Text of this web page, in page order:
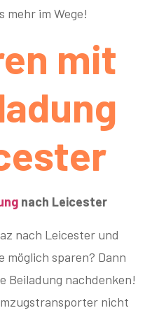
mehr im Wege!
mit
nach Leicester
nach Leicester und
möglich sparen? Dann
Beiladung nachdenken!
nicht